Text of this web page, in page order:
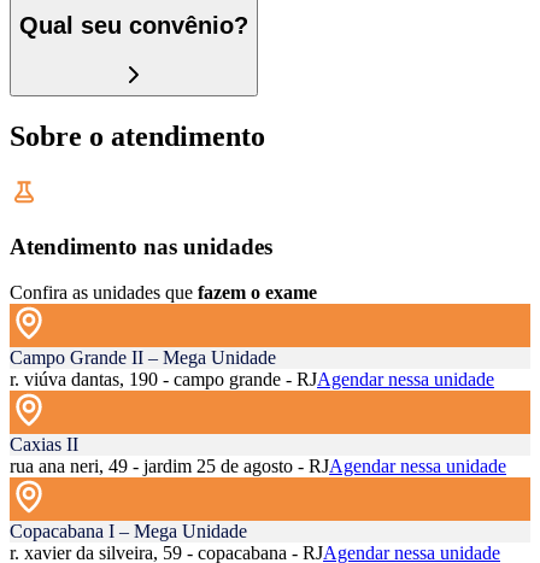
Qual seu convênio?
Sobre o atendimento
Atendimento nas unidades
Confira as unidades que fazem o exame
Campo Grande II – Mega Unidade
r. viúva dantas, 190 - campo grande - RJAgendar nessa unidade
Caxias II
rua ana neri, 49 - jardim 25 de agosto - RJAgendar nessa unidade
Copacabana I – Mega Unidade
r. xavier da silveira, 59 - copacabana - RJAgendar nessa unidade